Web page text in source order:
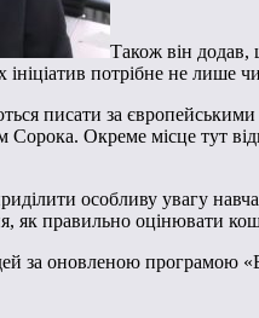
Також він додав,
ініціатив потрібне не
писати за європейськими
Окреме місце тут
особливу увагу
як правильно оцінювати
за оновленою програмою